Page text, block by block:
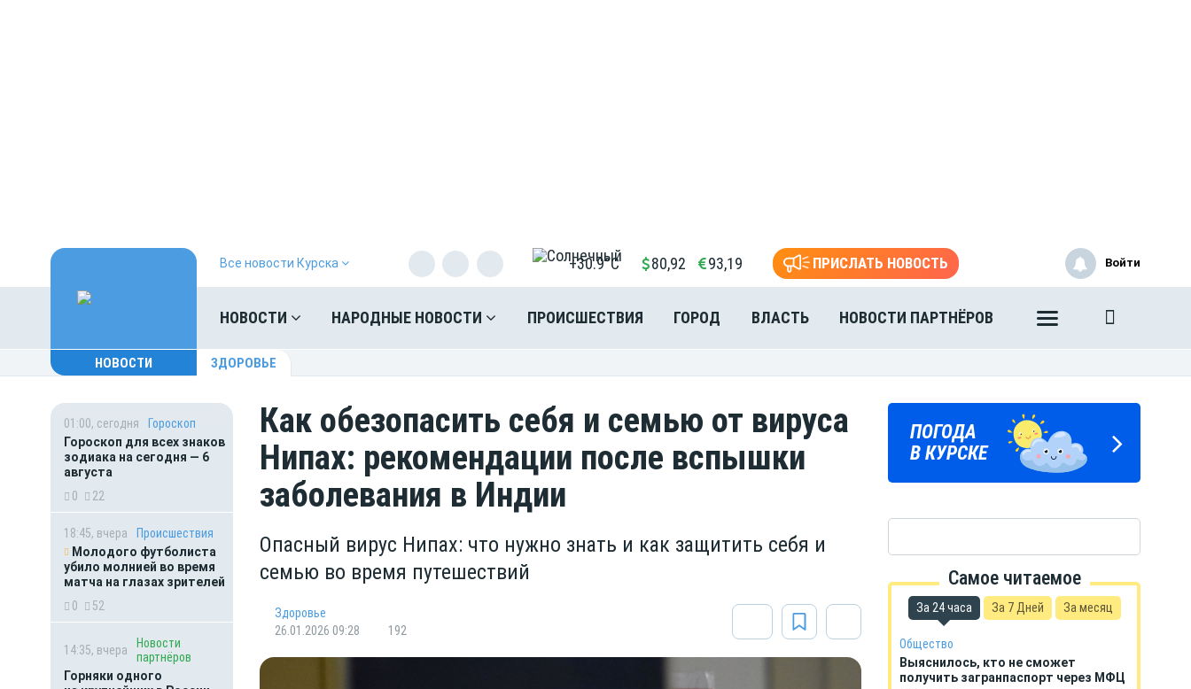
Все новости Курска +30.9°C 80,92 93,19 ПРИСЛАТЬ НОВОСТЬ
НОВОСТИ НАРОДНЫЕ НОВОСТИ ПРОИСШЕСТВИЯ ГОРОД ВЛАСТЬ НОВОСТИ ПАРТНЁРОВ
Войти
НОВОСТИ ЗДОРОВЬЕ
01:00, сегодня
Гороскоп
Гороскоп для всех знаков
зодиака на сегодня — 6
августа
0
22
18:45, вчера
Происшествия
Молодого футболиста
убило молнией во время
матча на глазах зрителей
0
52
14:35, вчера
Новости
партнёров
Горняки одного
Как обезопасить себя и семью от вируса
Нипах: рекомендации после вспышки
заболевания в Индии
Опасный вирус Нипах: что нужно знать и как защитить себя и
семью во время путешествий
Здоровье
26.01.2026 09:28
192
ГОРОСКОП
НА КАЖДЫЙ ДЕНЬ
ПОГОДА
В КУРСКЕ
Самое читаемое
За 24 часа За 7 Дней За месяц
Общество
Выяснилось, кто не сможет
получить загранпаспорт через МФЦ